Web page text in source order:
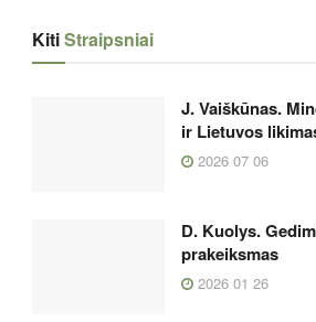
KitiStraipsniai
J. Vaiškūnas.
ir Lietuvos
2026 07 06
D. Kuolys.
prakeiksmas
2026 01 26